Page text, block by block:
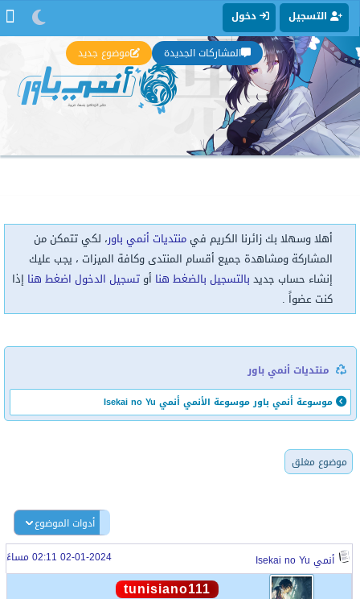
التسجيل دخول
المشاركات الجديدة موضوع جديد
أهلا وسهلا بك زائرنا الكريم فيمنتديات أنمي باور، لكي تتمكن من
المشاركة ومشاهدة جميع أقسام المنتدى وكافة الميزات ، يجب عليك
إنشاء حساب جديد بالتسجيل بالضغط هنا أوتسجيل الدخول اضغط هنا إذا
كنت عضواً .
منتديات أنمي باور
موسوعة أنمي باور موسوعة الأنمي أنمي Isekai no Yu
موضوع مغلق
أدوات الموضوع
أنمي Isekai no Yu 02-01-2024 02:11 مساءً
tunisiano111